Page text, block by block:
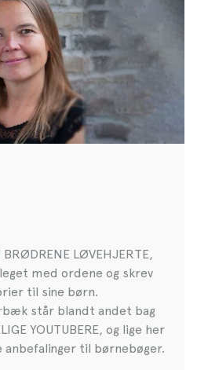
LØVEHJERTE,
med ordene og skrev
til sine børn.
står blandt andet bag
YOUTUBERE, og lige her
til børnebøger.